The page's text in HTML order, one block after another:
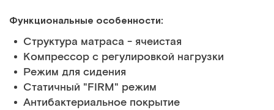
Функциональные особенности:
Структура матраса - ячеистая
Компрессор с регулировкой нагрузки
Режим для сидения
Статичный "FIRM" режим
Антибактериальное покрытие